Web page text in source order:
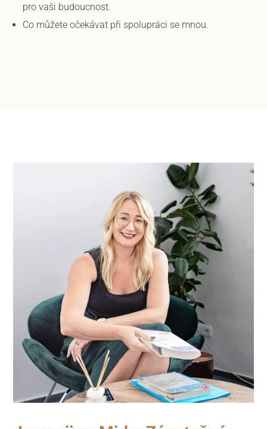
pro vaši budoucnost.
Co můžete očekávat při spolupráci se mnou.